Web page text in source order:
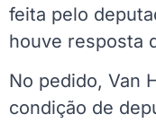
feita pelo
houve resposta
No pedido, Van
condição de